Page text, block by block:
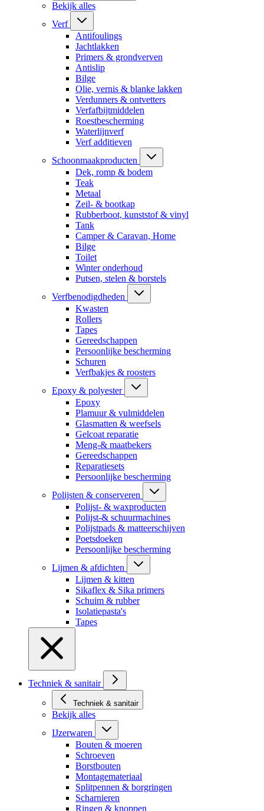
Bekijk alles
Verf
Antifoulings
Jachtlakken
Primers & grondverven
Antislip
Bilge
Olie, vernis & blanke lakken
Verdunners & ontvetters
Verfafbijtmiddelen
Roestbescherming
Waterlijnverf
Verf additieven
Schoonmaakproducten
Dek, romp & bodem
Teak
Metaal
Zeil- & bootkap
Rubberboot, kunststof & vinyl
Tank
Camper & Caravan, Home
Bilge
Toilet
Winter onderhoud
Putsen, stelen & borstels
Verfbenodigdheden
Kwasten
Rollers
Tapes
Gereedschappen
Persoonlijke bescherming
Schuren
Verfbakjes & roosters
Epoxy & polyester
Epoxy
Plamuur & vulmiddelen
Glasmatten & weefsels
Gelcoat reparatie
Meng-& maatbekers
Gereedschappen
Reparatiesets
Persoonlijke bescherming
Polijsten & conserveren
Polijst- & waxproducten
Polijst-& schuurmachines
Polijstpads & matteerschijven
Poetsdoeken
Persoonlijke bescherming
Lijmen & afdichten
Lijmen & kitten
Sikaflex & Sika primers
Schuim & rubber
Isolatiepasta's
Tapes
Techniek & sanitair
Techniek & sanitair
Bekijk alles
IJzerwaren
Bouten & moeren
Schroeven
Borstbouten
Montagemateriaal
Splitpennen & borgringen
Scharnieren
Ringen & knoppen